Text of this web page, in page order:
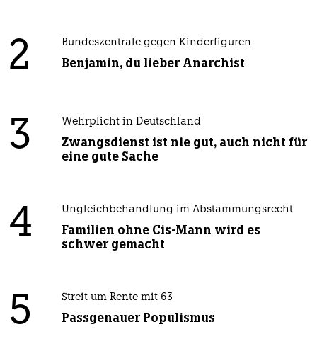
2 Bundeszentrale gegen Kinderfiguren
Benjamin, du lieber Anarchist
3 Wehrplicht in Deutschland
Zwangsdienst ist nie gut, auch nicht für
eine gute Sache
4 Ungleichbehandlung im Abstammungsrecht
Familien ohne Cis-Mann wird es
schwer gemacht
5 Streit um Rente mit 63
Passgenauer Populismus